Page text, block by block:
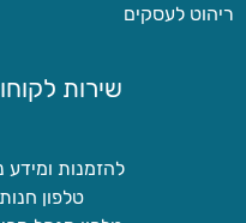
ריהוט לעסקים
שירות
להזמנות ומידע נוסף:
טלפון חנות: 09-